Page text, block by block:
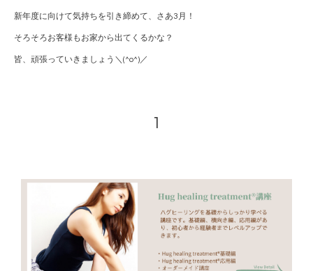
新年度に向けて気持ちを引き締めて、さあ3月！
そろそろお客様もお家から出てくるかな？
皆、頑張っていきましょう＼(^o^)／
1